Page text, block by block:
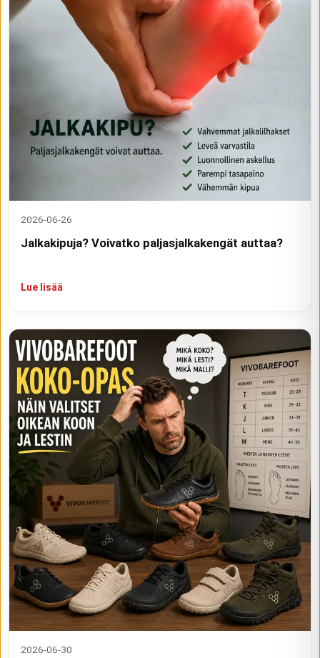
2026-06-26
Jalkakipuja? Voivatko paljasjalkakengät auttaa?
Lue lisää
2026-06-30